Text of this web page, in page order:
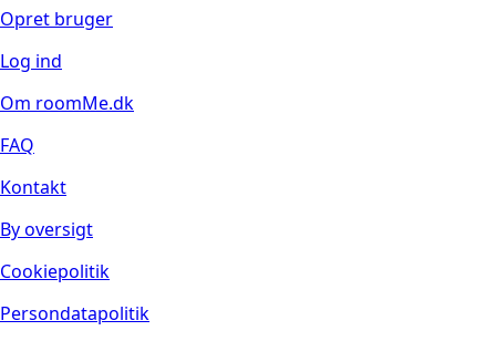
Opret bruger
Log ind
Om roomMe.dk
FAQ
Kontakt
By oversigt
Cookiepolitik
Persondatapolitik